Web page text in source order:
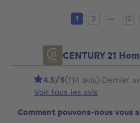
Page actuelle
1 Page 2
2 ... Page
12
CENTURY 21
4.5/5(114 avis)·Dernier
Voir tous les avis
Comment pouvons-nous vous